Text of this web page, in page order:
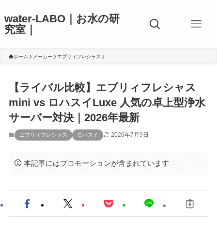
water-LABO｜お水の研
究室｜
ホーム メーカー エブリィフレシャス
【ライバル比較】エブリィフレシャス
mini vs ロハスイLuxe 人気の卓上型浄水
サーバー対決｜2026年最新
エブリィフレシャス ロハスイ 2026年7月9日
本記事にはプロモーションが含まれています